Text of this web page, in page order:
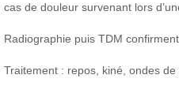
cas de douleur survenant lors
Radiographie puis TDM
Traitement : repos, kiné, ondes